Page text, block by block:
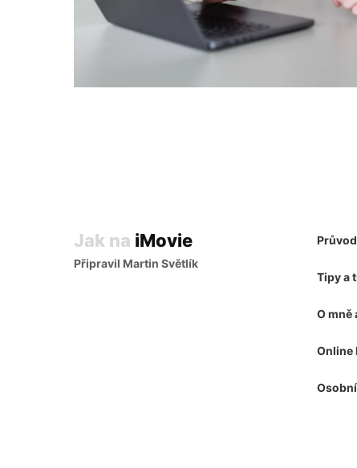
Jak na iMovie
Připravil Martin Světlík
Tipy a
O mně
Online